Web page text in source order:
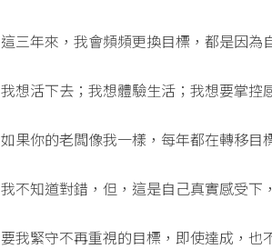
這三年來，我會頻頻更換目標，都是因為
我想活下去；我想體驗生活；我想要掌控
如果你的老闆像我一樣，每年都在轉移目
我不知道對錯，但，這是自己真實感受下
要我緊守不再重視的目標，即使達成，也